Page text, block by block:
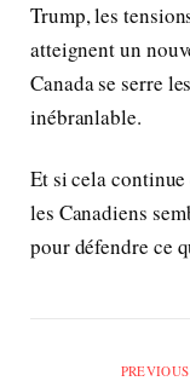
Trump, les
atteignent un
Canada se serre
inébranlable.
Et si cela
les Canadiens
pour défendre ce